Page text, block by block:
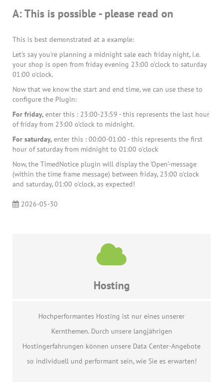
A: This is possible - please read on
This is best demonstrated at a example:
Let's say you're planning a midnight sale each friday night, i.e.
your shop is open from friday evening 23:00 o'clock to saturday
01:00 o'clock.
Now that we know the start and end time, we can use these to
configure the Plugin:
For friday, enter this : 23:00-23:59 - this represents the last hour
of friday from 23:00 o'clock to midnight.
For saturday, enter this : 00:00-01:00 - this represents the first
hour of saturday from midnight to 01:00 o'clock
Now, the TimedNotice plugin will display the 'Open'-message
(within the time frame message) between friday, 23:00 o'clock
and saturday, 01:00 o'clock, as expected!
2026-05-30
Hosting
Hochperformantes Hosting ist nur eines unserer
Kernthemen. Durch unsere langjährigen
Hostingerfahrungen können unsere Data Center-Angebote
so individuell und performant sein, wie Sie es erwarten!